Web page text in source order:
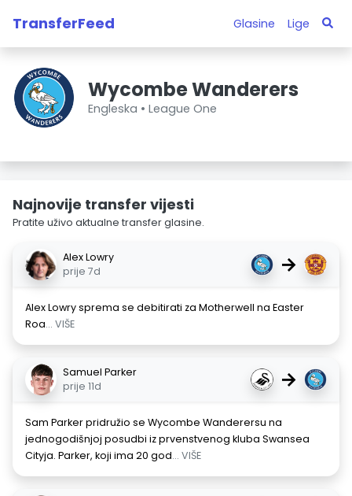
TransferFeed Glasine Lige
Wycombe Wanderers
Engleska • League One
Najnovije transfer vijesti
Pratite uživo aktualne transfer glasine.
Alex Lowry
prije 7d
→
Alex Lowry sprema se debitirati za Motherwell na Easter
Roa... VIŠE
Samuel Parker
prije 11d
→
Sam Parker pridružio se Wycombe Wanderersu na
jednogodišnjoj posudbi iz prvenstvenog kluba Swansea
Cityja. Parker, koji ima 20 god... VIŠE